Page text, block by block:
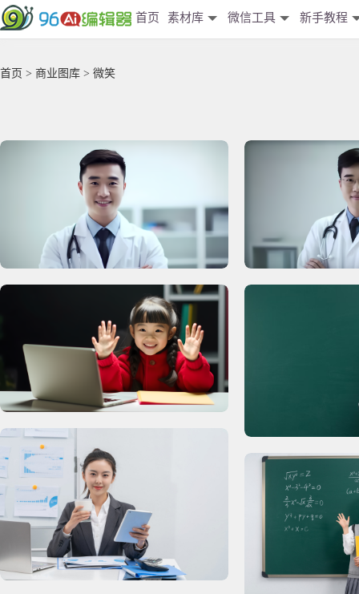
首页 素材库 微信工具 新手教程
首页 > 商业图库 > 微笑